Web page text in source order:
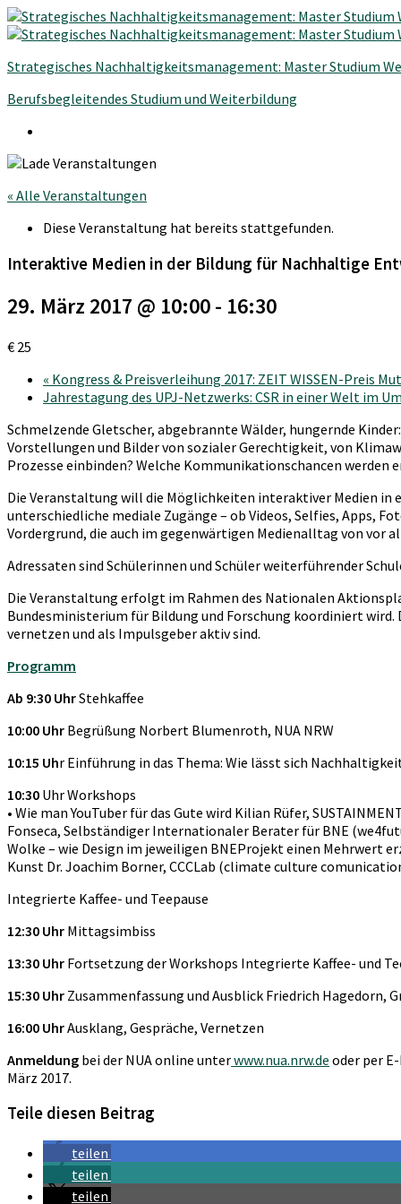
Strategisches Nachhaltigkeitsmanagement: Master Studium
Berufsbegleitendes Studium und Weiterbildung
« Alle Veranstaltungen
Diese Veranstaltung hat bereits stattgefunden.
Interaktive Medien in der Bildung für Nachhaltige
29. März 2017 @ 10:00- 16:30
€ 25
« Kongress & Preisverleihung 2017: ZEIT WISSEN-Preis
Jahrestagung des UPJ-Netzwerks: CSR in einer Welt im
Schmelzende Gletscher, abgebrannte Wälder, hungernde
Vorstellungen und Bilder von sozialer Gerechtigkeit, von
Prozesse einbinden? Welche Kommunikationschancen werden
Die Veranstaltung will die Möglichkeiten interaktiver Medien
unterschiedliche mediale Zugänge – ob Videos, Selfies, Apps,
Vordergrund, die auch im gegenwärtigen Medienalltag von vor
Adressaten sind Schülerinnen und Schüler weiterführender
Die Veranstaltung erfolgt im Rahmen des Nationalen
Bundesministerium für Bildung und Forschung koordiniert
vernetzen und als Impulsgeber aktiv sind.
Programm
Ab 9:30 UhrStehkaffee
10:00 Uhr Begrüßung Norbert Blumenroth, NUA NRW
10:15 Uhr Einführung in das Thema: Wie lässt sich
10:30 Uhr Workshops
• Wie man YouTuber für das Gute wird Kilian Rüfer,
Fonseca, Selbständiger Internationaler Berater für BNE
Wolke – wie Design im jeweiligen BNEProjekt einen Mehrwert
Kunst Dr. Joachim Borner, CCCLab (climate culture
Integrierte Kaffee- und Teepause
12:30 Uhr Mittagsimbiss
13:30 Uhr Fortsetzung der Workshops Integrierte Kaffee- und
15:30 Uhr Zusammenfassung und Ausblick Friedrich Hagedorn,
16:00 UhrAusklang, Gespräche, Vernetzen
Anmeldung bei der NUA online unterwww.nua.nrw.de oder per
März 2017.
Teile diesen Beitrag
teilen
teilen
teilen